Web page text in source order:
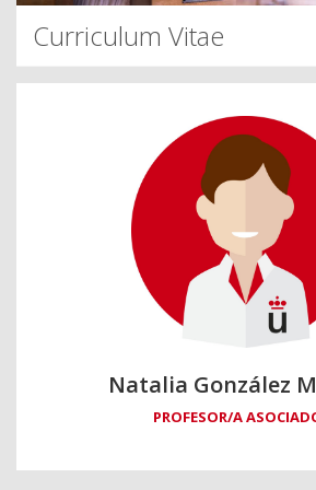
Curriculum Vitae
Natalia González
PROFESOR/A